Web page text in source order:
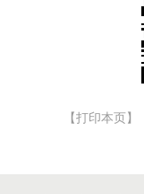
【打印本页】